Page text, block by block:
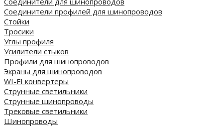
Соединители профилей для шинопроводов
Стойки
Тросики
Углы профиля
Усилители стыков
Профили для шинопроводов
Экраны для шинопроводов
WI-FI конвертеры
Струнные светильники
Струнные шинопроводы
Трековые светильники
Шинопроводы